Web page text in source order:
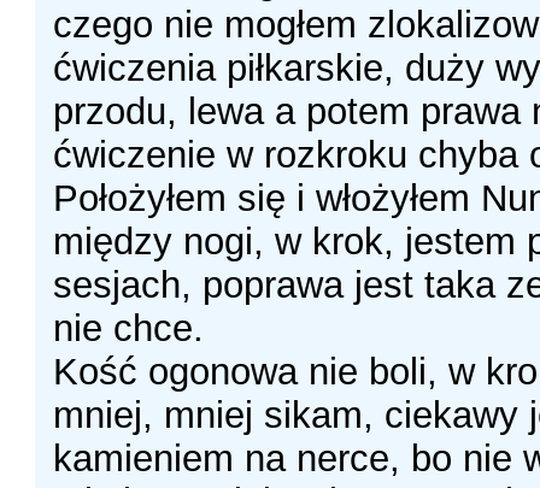
czego nie mogłem
ćwiczenia piłkarskie, duży
przodu, lewa a potem prawa
ćwiczenie w rozkroku chyba
Położyłem się i włożyłem
między nogi, w krok, jestem
sesjach, poprawa jest taka
nie chce.
Kość ogonowa nie boli, w
mniej, mniej sikam, ciekawy
kamieniem na nerce, bo nie